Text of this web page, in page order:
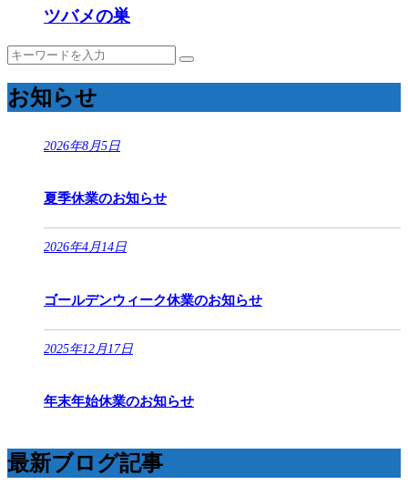
ツバメの巣
お知らせ
2026年8月5日
夏季休業のお知らせ
2026年4月14日
ゴールデンウィーク休業のお知らせ
2025年12月17日
年末年始休業のお知らせ
最新ブログ記事